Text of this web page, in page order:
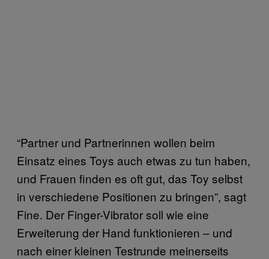
“Partner und Partnerinnen wollen beim
Einsatz eines Toys auch etwas zu tun haben,
und Frauen finden es oft gut, das Toy selbst
in verschiedene Positionen zu bringen”, sagt
Fine. Der Finger-Vibrator soll wie eine
Erweiterung der Hand funktionieren – und
nach einer kleinen Testrunde meinerseits